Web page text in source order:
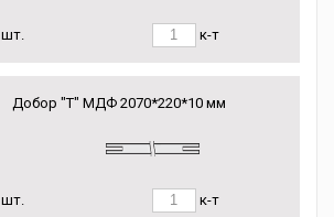
шт. к-т
Добор "Т" МДФ 2070*220*10 мм
шт. к-т